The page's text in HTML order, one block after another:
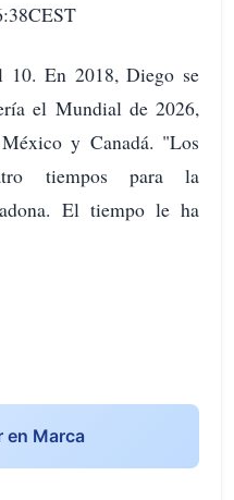
10. En 2018, Diego se
el Mundial de 2026,
y Canadá. "Los
tiempos para la
El tiempo le ha
en Marca